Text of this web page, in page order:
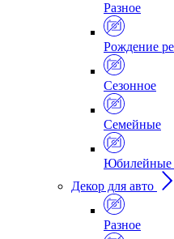
Разное
Рождение
Сезонное
Семейные
Юбилейные
Декор для авто
Разное